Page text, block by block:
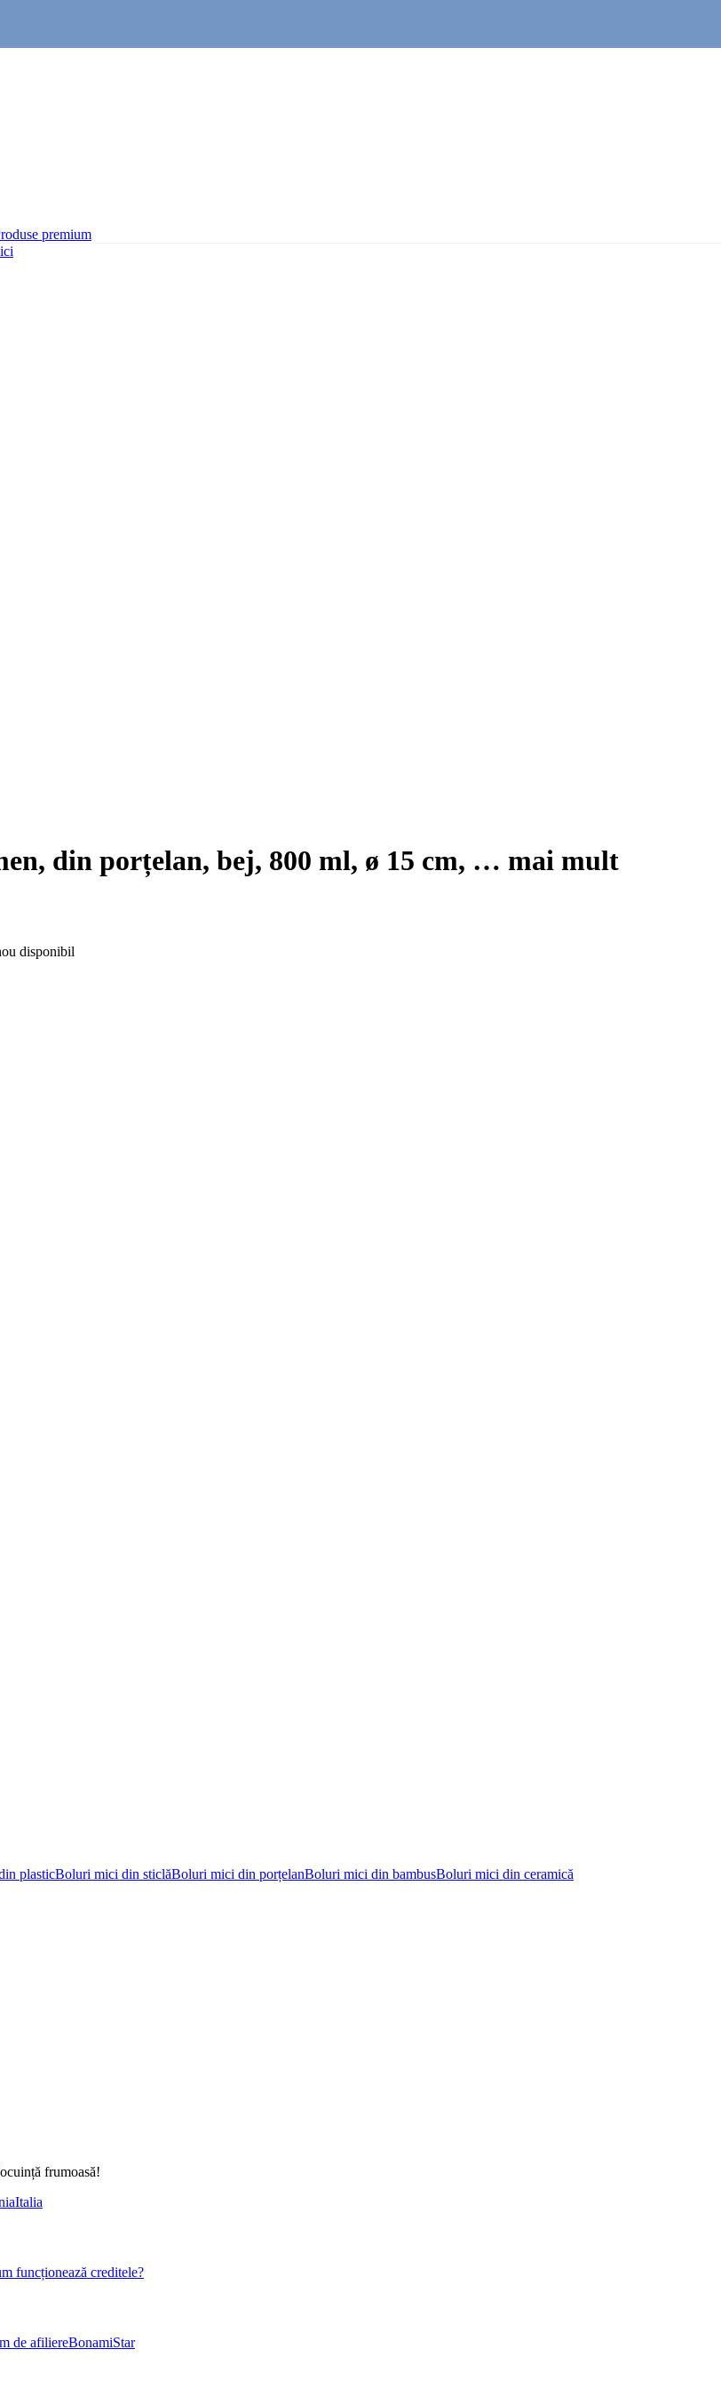
premium
din porțelan, bej, 800 ml, ø 15 cm, … mai mult
disponibil
plasticBoluri mici din sticlăBoluri mici din porțelanBoluri mici din bambusBoluri mici din ceramică
frumoasă!
Italia
funcționează creditele?
de afiliereBonamiStar